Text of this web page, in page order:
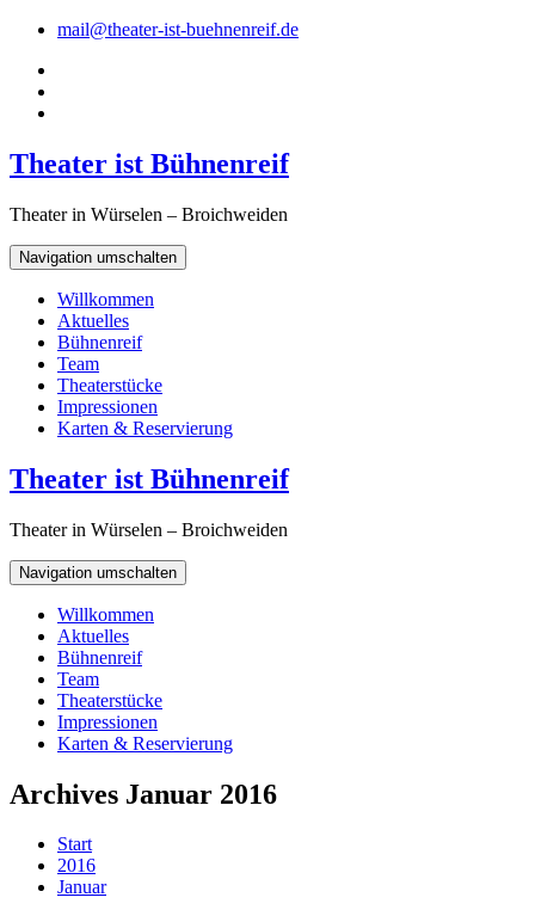
mail@theater-ist-buehnenreif.de
Theater ist Bühnenreif
Theater in Würselen – Broichweiden
Navigation umschalten
Willkommen
Aktuelles
Bühnenreif
Team
Theaterstücke
Impressionen
Karten & Reservierung
Theater ist Bühnenreif
Theater in Würselen – Broichweiden
Navigation umschalten
Willkommen
Aktuelles
Bühnenreif
Team
Theaterstücke
Impressionen
Karten & Reservierung
Archives Januar 2016
Start
2016
Januar